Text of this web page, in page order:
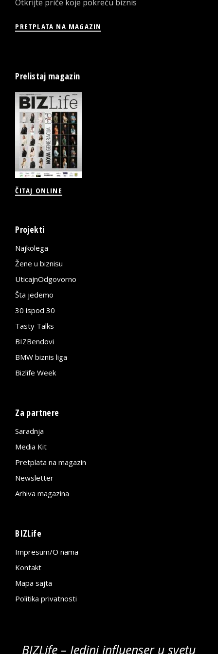
Otkrijte priče koje pokreću biznis
PRETPLATA NA MAGAZIN
Prelistaj magazin
ČITAJ ONLINE
Projekti
Najkolega
Žene u biznisu
UticajnOdgovorno
Šta jedemo
30 ispod 30
Tasty Talks
BIZBendovi
BMW biznis liga
Bizlife Week
Za partnere
Saradnja
Media Kit
Pretplata na magazin
Newsletter
Arhiva magazina
BIZLife
Impresum/O nama
Kontakt
Mapa sajta
Politika privatnosti
BIZLife – Jedini influenser u svetu